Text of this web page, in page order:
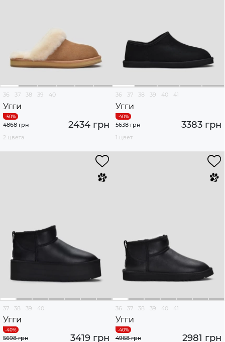
36 37 38 39 40
Угги
2434 грн
4868 грн
2 цвета
36 37 38 39 40 41
Угги
3383 грн
5638 грн
1 цвет
37 38 39 40
Угги
3419 грн
5698 грн
36 37 38 39 40 41
Угги
2981 грн
4968 грн